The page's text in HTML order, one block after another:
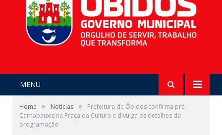
MENU
Home » Notícias »
Prefeitura de Óbidos confirma pré-
Carnapauxis na Praça da Cultura e divulga os detalhes da
programação